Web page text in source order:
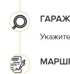
ГАРАЖ